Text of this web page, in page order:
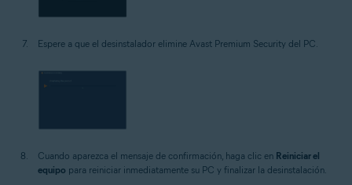
Espere a que el desinstalador elimine Avast Premium Security del PC.
Cuando aparezca el mensaje de confirmación, haga clic en Reiniciar el
equipo para reiniciar inmediatamente su PC y finalizar la desinstalación.